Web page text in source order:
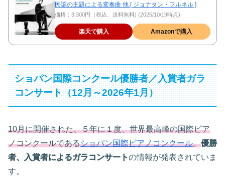
民謡の主題による変奏曲 他 [ ジョナタン・フルネル ]
価格：3,300円（税込、送料無料) (2025/10/19時点)
楽天で購入 Amazonで購入
ショパン国際コンクール優勝者／入賞者ガラ
コンサート（12月～2026年1月）
10月に開催された、５年に１度、世界最高峰の国際ピア
ノコンクールであるショパン国際ピアノコンクール。優勝
者、入賞者によるガラコンサートの情報が発表されていま
す。